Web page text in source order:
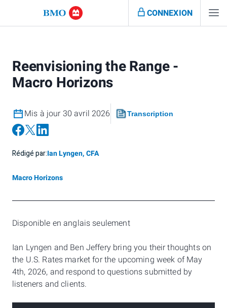
CONNEXION
Reenvisioning the Range -
Macro Horizons
Mis à jour 30 avril 2026 Transcription
Rédigé par:Ian Lyngen, CFA
Macro Horizons
Disponible en anglais seulement
Ian Lyngen and Ben Jeffery bring you their thoughts on
the U.S. Rates market for the upcoming week of May
4th, 2026, and respond to questions submitted by
listeners and clients.